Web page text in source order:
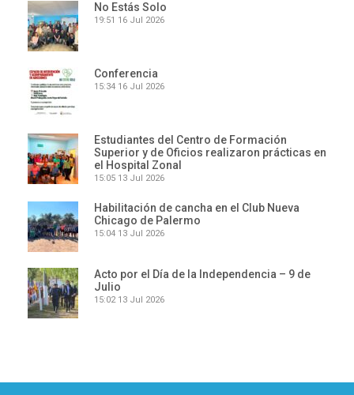
No Estás Solo
19:51 16 Jul 2026
Conferencia
15:34 16 Jul 2026
Estudiantes del Centro de Formación
Superior y de Oficios realizaron prácticas en
el Hospital Zonal
15:05 13 Jul 2026
Habilitación de cancha en el Club Nueva
Chicago de Palermo
15:04 13 Jul 2026
Acto por el Día de la Independencia – 9 de
Julio
15:02 13 Jul 2026